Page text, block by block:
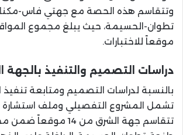
وتتقاسم هذه الحصة مع جهتي فاس-
موقعاً للاختبارات.
دراسات التصميم والتنفيذ بالجهة
بالنسبة لدراسات التصميم ومتابعة تنفيذ
تشمل المشروع التفصيلي وملف استشارة
تتقاسم جهة الشرق من 14